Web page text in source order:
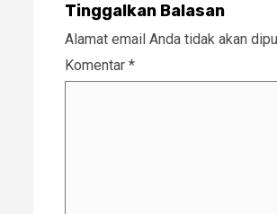
Tinggalkan Balasan
Alamat email Anda tidak akan
Komentar *